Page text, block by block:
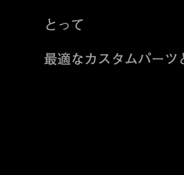
とって
最適なカスタムパーツ